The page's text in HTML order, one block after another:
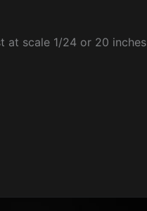
at scale 1/24 or 20 inches